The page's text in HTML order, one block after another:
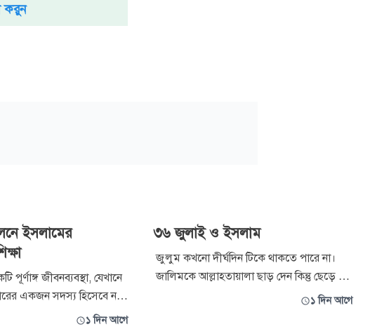
করুন
ইসলামের
জীবনব্যবস্থা, যেখানে
একজন সদস্য হিসেবে নয়,
থেকে মা-বাবার কাছে অর্পিত
১ দিন আগে
৩৬ জুলাই ও ইসলাম
‎জুলুম কখনো দীর্ঘদিন টিকে থাকতে পারে না।
জালিমকে আল্লাহতায়ালা ছাড় দেন কিন্তু ছেড়ে দেন
না। পবিত্র কোরআনে আল্লাহ বলেন, ‘আর কারুন,
১ দিন আগে